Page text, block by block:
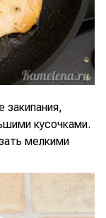
закипания,
кусочками.
мелкими